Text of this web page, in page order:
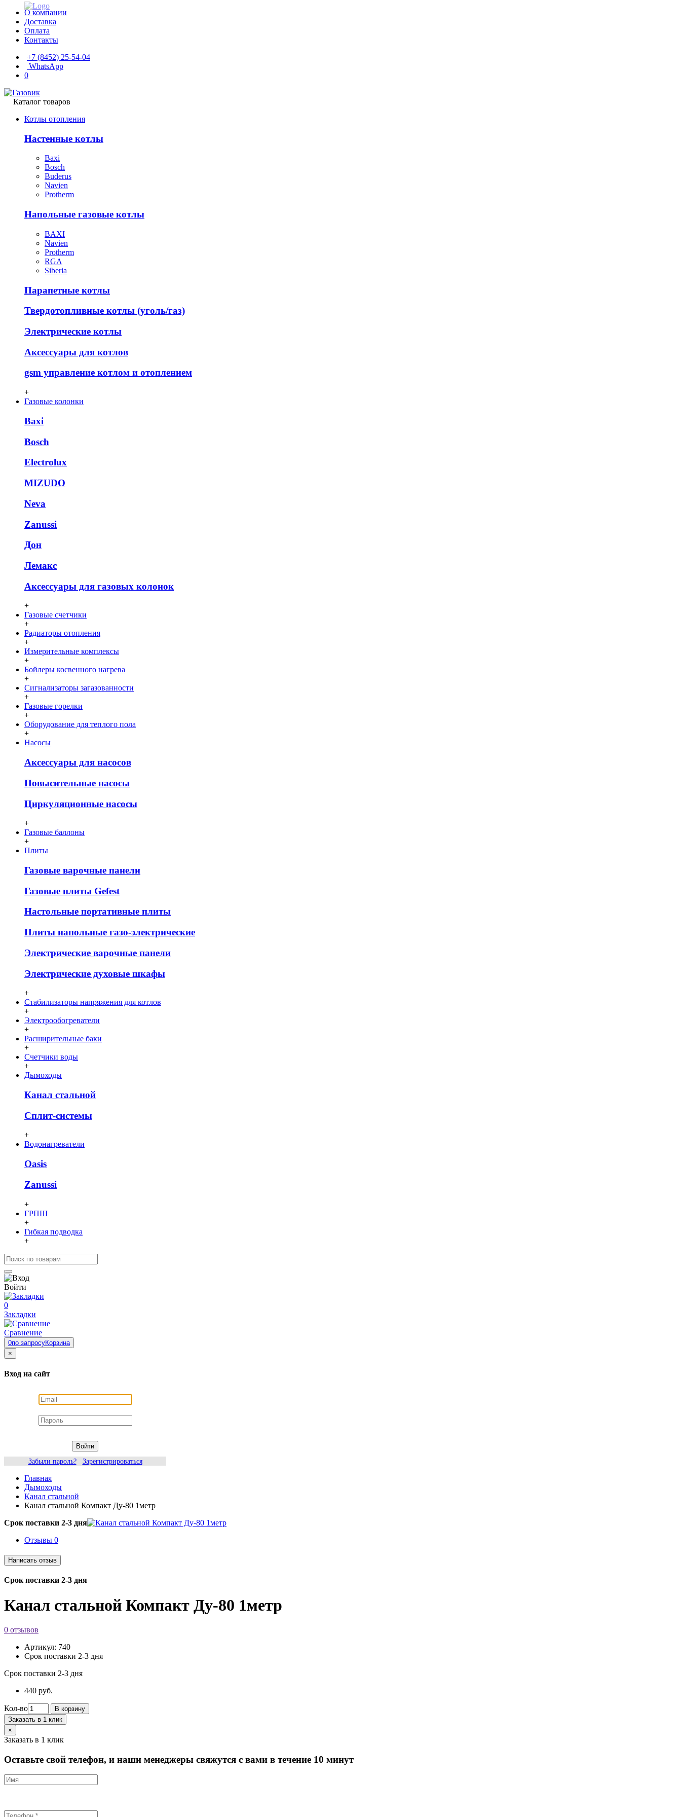
О компании
Доставка
Оплата
Контакты
+7 (8452) 25-54-04
WhatsApp
0
Каталог товаров
Котлы отопления
Настенные котлы
Baxi
Bosch
Buderus
Navien
Protherm
Напольные газовые котлы
BAXI
Navien
Protherm
RGA
Siberia
Парапетные котлы
Твердотопливные котлы (уголь/газ)
Электрические котлы
Аксессуары для котлов
gsm управление котлом и отоплением
+
Газовые колонки
Baxi
Bosch
Electrolux
MIZUDO
Neva
Zanussi
Дон
Лемакс
Аксессуары для газовых колонок
+
Газовые счетчики
+
Радиаторы отопления
+
Измерительные комплексы
+
Бойлеры косвенного нагрева
+
Сигнализаторы загазованности
+
Газовые горелки
+
Оборудование для теплого пола
+
Насосы
Аксессуары для насосов
Повысительные насосы
Циркуляционные насосы
+
Газовые баллоны
+
Плиты
Газовые варочные панели
Газовые плиты Gefest
Настольные портативные плиты
Плиты напольные газо-электрические
Электрические варочные панели
Электрические духовые шкафы
+
Стабилизаторы напряжения для котлов
+
Электрообогреватели
+
Расширительные баки
+
Счетчики воды
+
Дымоходы
Канал стальной
Сплит-системы
+
Водонагреватели
Oasis
Zanussi
+
ГРПШ
+
Гибкая подводка
+
Войти
0
Закладки
Сравнение
0по запросуКорзина
×
Вход на сайт
Войти
Забыли пароль?
Зарегистрироваться
Главная
Дымоходы
Канал стальной
Канал стальной Компакт Ду-80 1метр
Срок поставки 2-3 дня
Отзывы 0
Срок поставки 2-3 дня
Канал стальной Компакт Ду-80 1метр
0 отзывов
Артикул: 740
Срок поставки 2-3 дня
Срок поставки 2-3 дня
440 руб.
Кол-во
В корзину
Заказать в 1 клик
×
Заказать в 1 клик
Оставьте свой телефон, и наши менеджеры свяжутся с вами в течение 10 минут